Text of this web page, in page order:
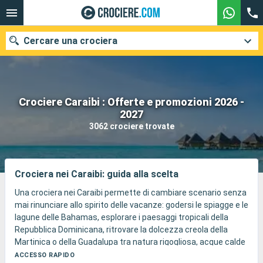
Crociere Caraibi : Offerte e promozioni 2026 -
2027
3062 crociere trovate
Cercare una crociera
Le nostre destinazioni
Porti Compagnie
Ricerca
Crociera nei Caraibi: guida alla scelta
Una crociera nei Caraibi permette di cambiare scenario senza
mai rinunciare allo spirito delle vacanze: godersi le spiagge e le
lagune delle Bahamas, esplorare i paesaggi tropicali della
Repubblica Dominicana, ritrovare la dolcezza creola della
Martinica o della Guadalupa tra natura rigogliosa, acque calde
e pranzi di fronte al mare, scoprire la Riviera Maya tra cenote,
ACCESSO RAPIDO